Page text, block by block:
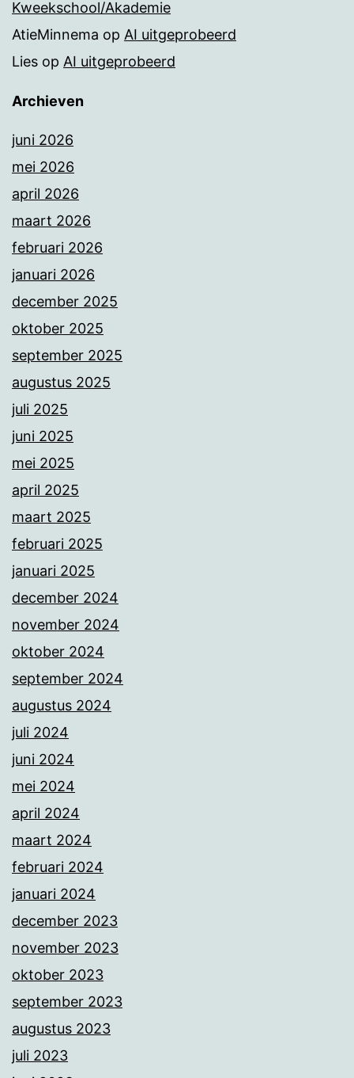
Kweekschool/Akademie
AtieMinnema op AI uitgeprobeerd
Lies op AI uitgeprobeerd
Archieven
juni 2026
mei 2026
april 2026
maart 2026
februari 2026
januari 2026
december 2025
oktober 2025
september 2025
augustus 2025
juli 2025
juni 2025
mei 2025
april 2025
maart 2025
februari 2025
januari 2025
december 2024
november 2024
oktober 2024
september 2024
augustus 2024
juli 2024
juni 2024
mei 2024
april 2024
maart 2024
februari 2024
januari 2024
december 2023
november 2023
oktober 2023
september 2023
augustus 2023
juli 2023